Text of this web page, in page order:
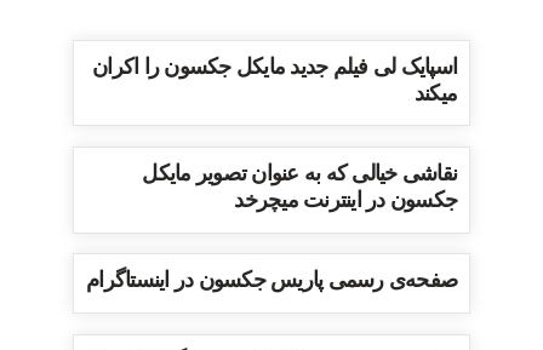
اسپایک لی فیلم جدید مایکل جکسون را اکران
میکند
نقاشی خیالی که به عنوان تصویر مایکل
جکسون در اینترنت میچرخد
صفحه‌ی رسمی پاریس جکسون در اینستاگرام